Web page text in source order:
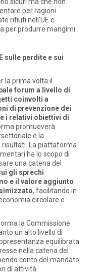
per ragioni
rifiuti nell’UE e
per produrre mangimi.
sulle perdite e sui
la prima volta il
forum a livello di
coinvolti a
di prevenzione dei
i relativi obiettivi di
promuoverà
e la
risultati. La piattaforma
ha lo scopo di
una catena del
gli sprechi
e il valore aggiunto
, facilitando in
circolare e
la Commissione
un alto livello di
equilibrata
nella catena del
conto del mandato
di attività.